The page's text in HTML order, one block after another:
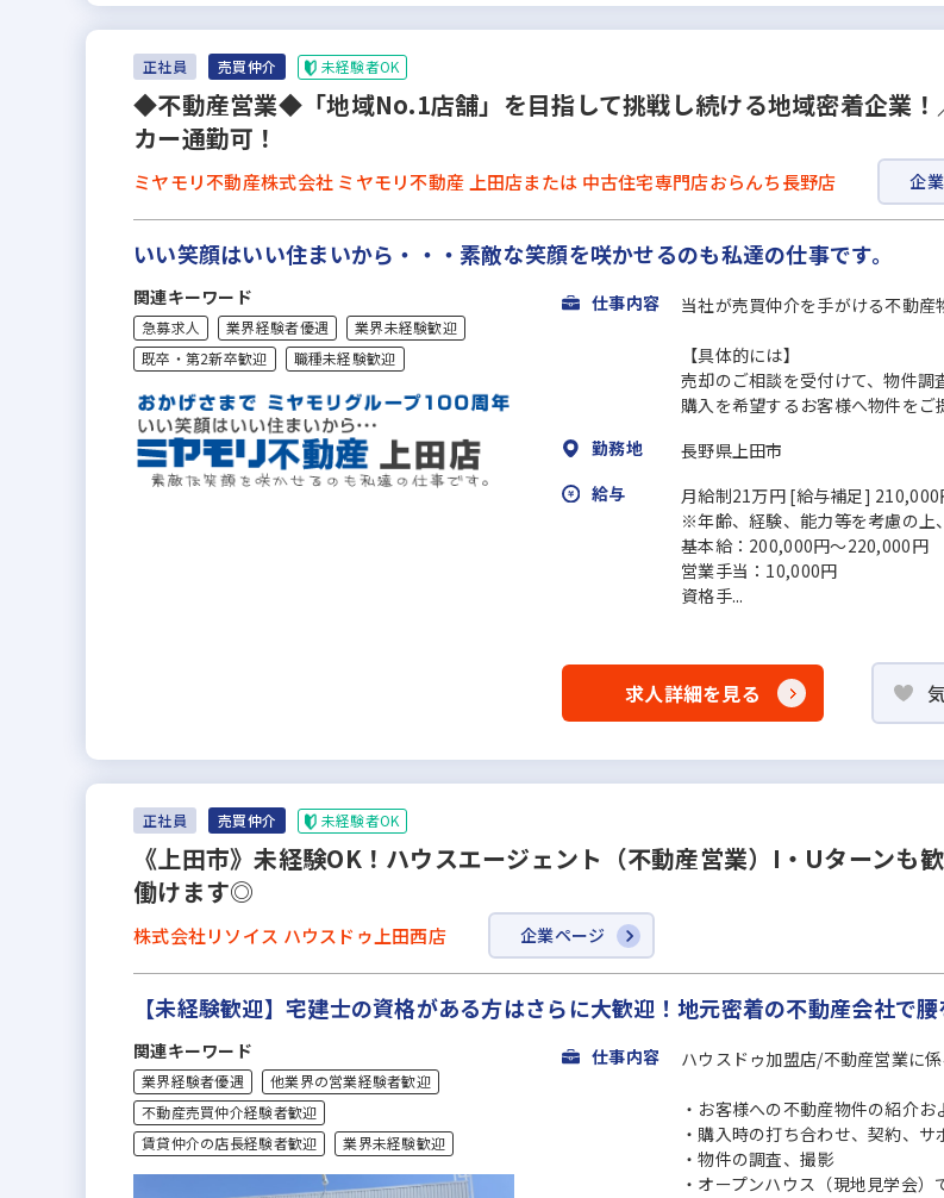
正社員 売買仲介 未経験者OK
◆不動産営業◆「地域No.1店舗」を目指して挑戦し続ける地域密着企業！
カー通勤可！
ミヤモリ不動産株式会社 ミヤモリ不動産 上田店または 中古住宅専門店おらんち長野店 企
いい笑顔はいい住まいから・・・素敵な笑顔を咲かせるのも私達の仕事です。
関連キーワード
急募求人 業界経験者優遇
業界未経験歓迎
既卒・第2新卒歓迎
職種未経験歓迎
仕事内容 当社が売買仲介を手がける不動産
【具体的には】
売却のご相談を受付けて、物件調
購入を希望するお客様へ物件をご
勤務地
長野県上田市
給与
月給制21万円 [給与補足]
※年齢、経験、能力等を考慮の上
基本給：200,000円～220,000円
営業手当：10,000円
資格手...
求人詳細を見る
正社員 売買仲介 未経験者OK
《上田市》未経験OK！ハウスエージェント（不動産営業）I・Uターンも
働けます◎
株式会社リソイス ハウスドゥ上田西店 企業ページ
【未経験歓迎】宅建士の資格がある方はさらに大歓迎！地元密着の不動産会社で
関連キーワード
業界経験者優遇
他業界の営業経験者歓迎
不動産売買仲介経験者歓迎
賃貸仲介の店長経験者歓迎
業界未経験歓迎
仕事内容 ハウスドゥ加盟店/不動産営業に係
・お客様への不動産物件の紹介お
・購入時の打ち合わせ、契約、サ
・物件の調査、撮影
・オープンハウス（現地見学会